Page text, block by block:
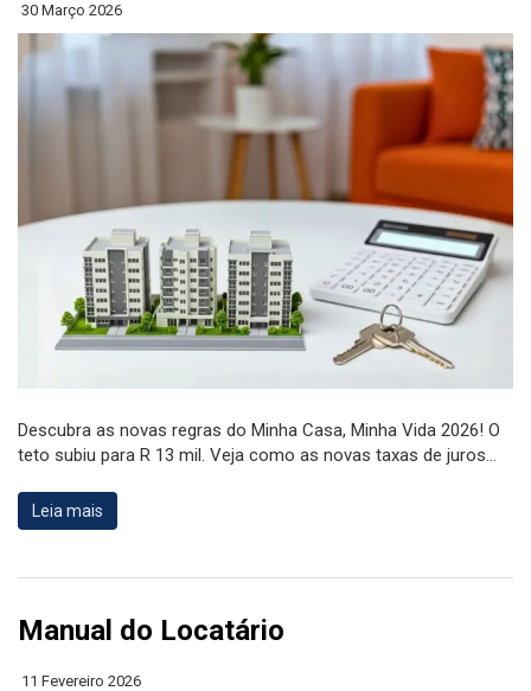
30 Março 2026
Descubra as novas regras do Minha Casa, Minha Vida 2026! O
teto subiu para R 13 mil. Veja como as novas taxas de juros...
Leia mais
Manual do Locatário
11 Fevereiro 2026